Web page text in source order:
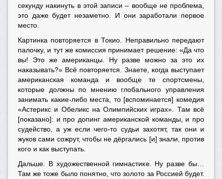
секунду накинуть в этой записи – вообще не проблема,
это даже будет незаметно. И они заработали первое
место.
Картинка повторяется в Токио. Неправильно передают
палочку, и тут же комиссия принимает решение: «Да что
вы! Это же американцы. Ну разве можно за это их
наказывать?» Всё повторяется. Знаете, когда выступает
американская команда и вообще те спортсмены,
которые должны по мнению глобального управления
занимать какие-либо места, то [вспоминается] комедия
«Астерикс и Обеликс на Олимпийских играх». Там всё
[показано]: и про допинг американской команды, и про
судейство, а уж если чего-то судьи захотят, так они и
жуков сами сожрут, чтобы не дёргались [и] знали, против
кого и как выступать.
Дальше. В художественной гимнастике. Ну разве бы…
Там же тоже было понятно, что золото за Россией будет.